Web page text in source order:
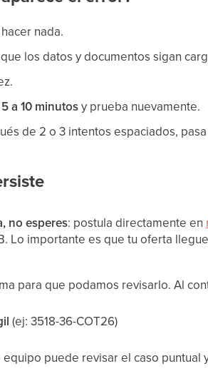
nada.
los datos y documentos sigan
a 10 minutosy prueba nuevamente.
de 2 o 3 intentos espaciados,
no esperes: postula directamente en
Lo importante es que tu oferta
para que podamos revisarlo. Al
(ej: 3518-36-COT26)
puede revisar el caso puntual